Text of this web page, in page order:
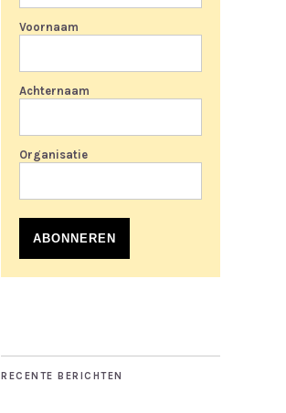
Voornaam
Achternaam
Organisatie
ABONNEREN
RECENTE BERICHTEN